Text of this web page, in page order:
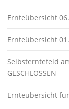
i
g
t
i
n
Ernteübersicht
Ernteübersicht
Selbsterntefeld
GESCHLOSSEN
Ernteübersicht